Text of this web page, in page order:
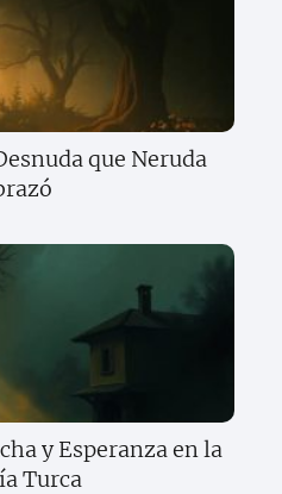
que Neruda
y Esperanza en la
Turca